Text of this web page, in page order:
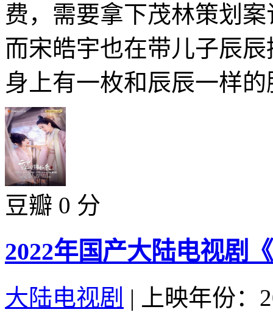
费，需要拿下茂林策划
而宋皓宇也在带儿子辰
身上有一枚和辰辰一样
豆瓣 0 分
2022年国产大陆电视剧
大陆电视剧 |
上映年份：